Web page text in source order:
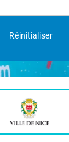
Réinitialiser